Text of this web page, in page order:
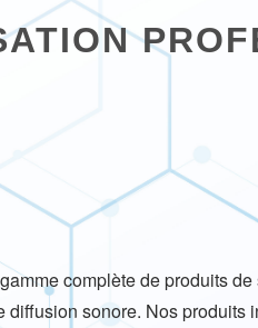
complète de produits
diffusion sonore. Nos